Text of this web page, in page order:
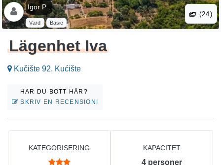
Igor P .
Värd Basic
(24)
Lägenhet Iva
Kučište 92, Kućište
HAR DU BOTT HÄR?
SKRIV EN RECENSION!
KATEGORISERING KAPACITET
4 personer